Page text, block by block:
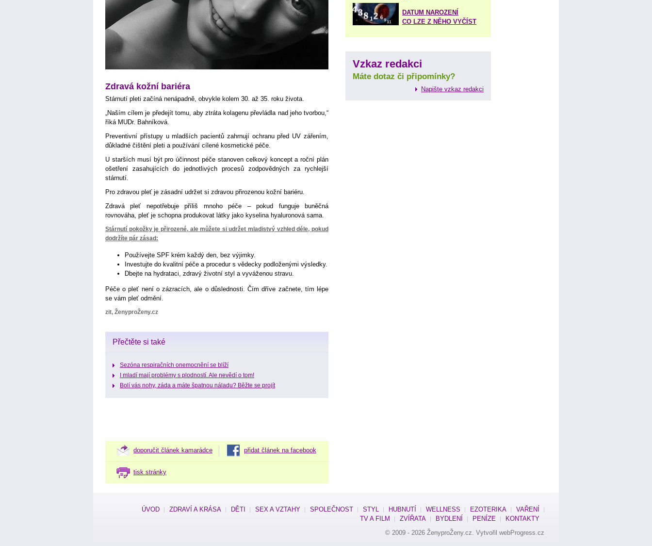
Zdravá kožní bariéra
Stárnutí pleti začíná nenápadně, obvykle kolem 30. až 35. roku života.
„Naším cílem je předejít tomu, aby ztráta kolagenu převládla nad jeho tvorbou,“
říká MUDr. Bahníková.
Preventivní přístupy u mladších pacientů zahrnují ochranu před UV zářením,
důkladné čištění pleti a používání cílené kosmetické péče.
U starších musí být pro účinnost péče stanoven celkový koncept a roční plán
ošetření zasahujících do jednotlivých procesů zodpovědných za rychlejší
stárnutí.
Pro zdravou pleť je zásadní udržet si zdravou přirozenou kožní bariéru.
Zdravá pleť nepotřebuje příliš mnoho péče – pokud funguje buněčná
rovnováha, pleť je schopna produkovat látky jako kyselina hyaluronová sama.
Stárnutí pokožky je přirozené, ale můžete si udržet mladistvý vzhled déle, pokud
dodržíte pár zásad:
Používejte SPF krém každý den, bez výjimky.
Investujte do kvalitní péče a procedur s vědecky podloženými výsledky.
Dbejte na hydrataci, zdravý životní styl a vyváženou stravu.
Péče o pleť není o zázracích, ale o důslednosti. Čím dříve začnete, tím lépe
se vám pleť odmění.
zit, ŽenyproŽeny.cz
Přečtěte si také
Sezóna respiračních onemocnění se blíží
I mladí mají problémy s plodností. Ale nevědí o tom!
Bolí vás nohy, záda a máte špatnou náladu? Běžte se projít
doporučit článek kamarádce přidat článek na facebook
tisk stránky
DATUM NAROZENÍ
CO LZE Z NĚHO VYČÍST
Vzkaz redakci
Máte dotaz či připomínky?
Napište vzkaz redakci
ÚVOD ZDRAVÍ A KRÁSA DĚTI SEX A VZTAHY SPOLEČNOST STYL HUBNUTÍ WELLNESS EZOTERIKA
VAŘENÍ
TV A FILM
ZVÍŘATA BYDLENÍ PENÍZE
KONTAKTY
© 2009 - 2026 ŽenyproŽeny.cz . Vytvořil webProgress.cz